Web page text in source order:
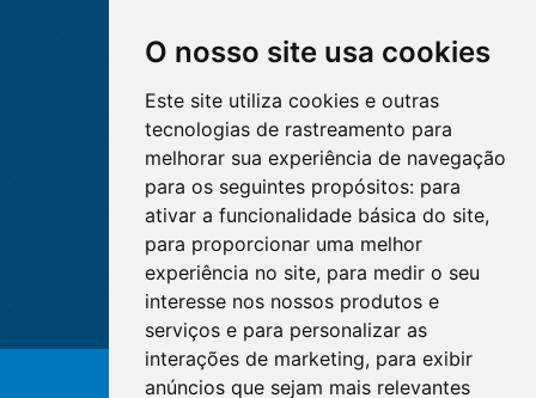
O nosso site usa cookies
Este site utiliza cookies e outras
tecnologias de rastreamento para
melhorar sua experiência de navegação
para os seguintes propósitos: para
ativar a funcionalidade básica do site,
para proporcionar uma melhor
experiência no site, para medir o seu
interesse nos nossos produtos e
serviços e para personalizar as
interações de marketing, para exibir
anúncios que sejam mais relevantes